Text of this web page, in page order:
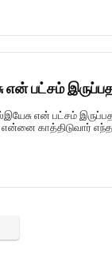
என் பட்சம்
என் பட்சம்
என்னை காத்திடுவார்